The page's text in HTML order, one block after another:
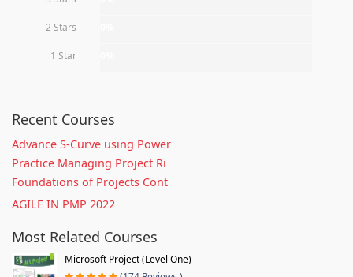
2 Stars
1 Star
Recent Courses
Advance S-Curve using Power
Practice Managing Project Ri
Foundations of Projects Cont
AGILE IN PMP 2022
Most Related Courses
Microsoft Project (Level One)